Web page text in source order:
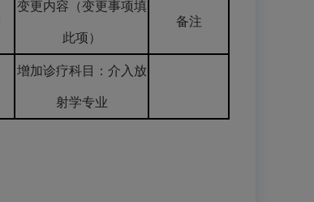
变更内容（变更事项填
此项）
备注
增加诊疗科目：介入放
射学专业